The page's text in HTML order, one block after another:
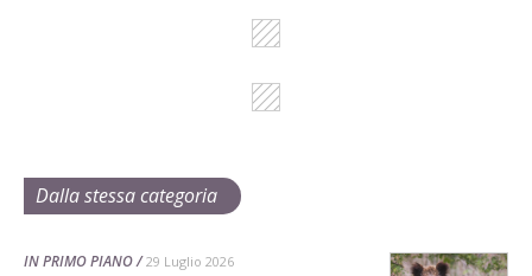
Dalla stessa categoria
IN PRIMO PIANO 29 Luglio 2026